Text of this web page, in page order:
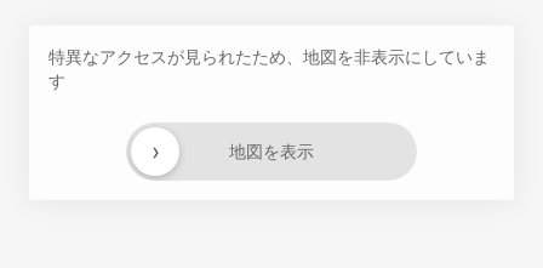
特異なアクセスが見られたため、地図を非表示にしていま
す
地図を表示
›